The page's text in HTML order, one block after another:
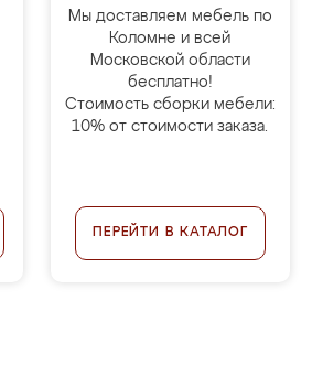
Мы доставляем мебель по
Коломне и всей
Московской области
бесплатно!
Стоимость сборки мебели:
10% от стоимости заказа.
ПЕРЕЙТИ В КАТАЛОГ